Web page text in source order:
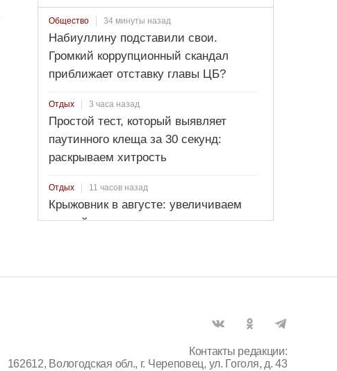
Общество 34 минуты назад
Набиуллину подставили свои.
Громкий коррупционный скандал
приближает отставку главы ЦБ?
Отдых 3 часа назад
Простой тест, который выявляет
паутинного клеща за 30 секунд:
раскрываем хитрость
Отдых 11 часов назад
Крыжовник в августе: увеличиваем
урожайность и готовим куст к зиме
Контакты редакции:
162612, Вологодская обл., г. Череповец, ул. Гоголя, д. 43